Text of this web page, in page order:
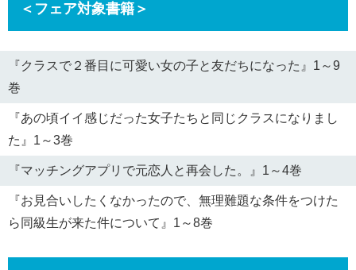
＜フェア対象書籍＞
『クラスで２番目に可愛い女の子と友だちになった』1～9
巻
『あの頃イイ感じだった女子たちと同じクラスになりまし
た』1～3巻
『マッチングアプリで元恋人と再会した。』1～4巻
『お見合いしたくなかったので、無理難題な条件をつけた
ら同級生が来た件について』1～8巻